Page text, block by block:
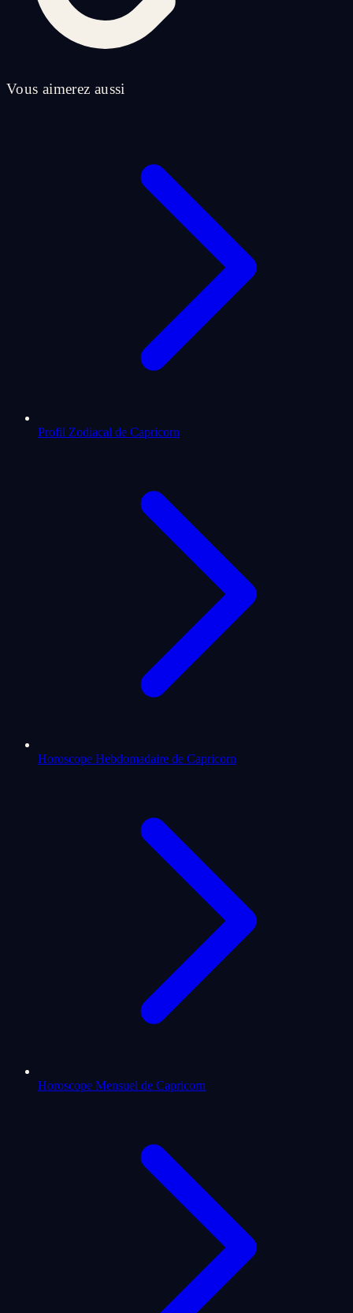
Vous aimerez aussi
Profil Zodiacal de Capricorn
Horoscope Hebdomadaire de Capricorn
Horoscope Mensuel de Capricorn